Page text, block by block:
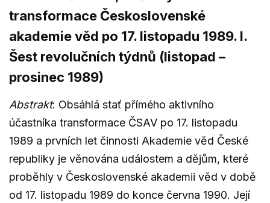
transformace Československé
akademie věd po 17. listopadu 1989. I.
Šest revolučních týdnů (listopad –
prosinec 1989)
Abstrakt: Obsáhlá stať přímého aktivního
účastníka transformace ČSAV po 17. listopadu
1989 a prvních let činnosti Akademie věd České
republiky je věnována událostem a dějům, které
proběhly v Československé akademii věd v době
od 17. listopadu 1989 do konce června 1990. Její